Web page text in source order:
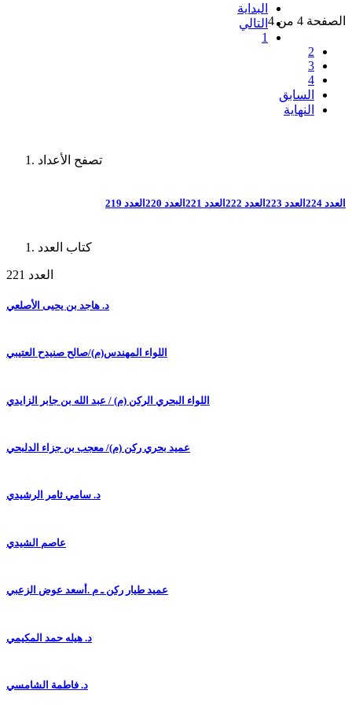
الصفحة 4 من 4
البداية
التالي
1
2
3
4
السابق
النهاية
تصفح الأعداد
العدد 224 العدد 223 العدد 222 العدد 221 العدد 220 العدد 219
كتاب العدد
العدد 221
د. هاجد بن يحيى الأصلعي
اللواء المهندس(م)/صالح صنيدح العتيبي
اللواء البحري الركن (م) / عبد الله بن جابر الزايدي
عميد بحري ركن (م)/ معجب بن جزاء الدلبحي
د. سامي ثامر الرشيدي
عاصم الشيدي
عميد طيار ركن ـ م .أسعد عوض الزعبي
د. هيله حمد المكيمي
د. فاطمة الشامسي